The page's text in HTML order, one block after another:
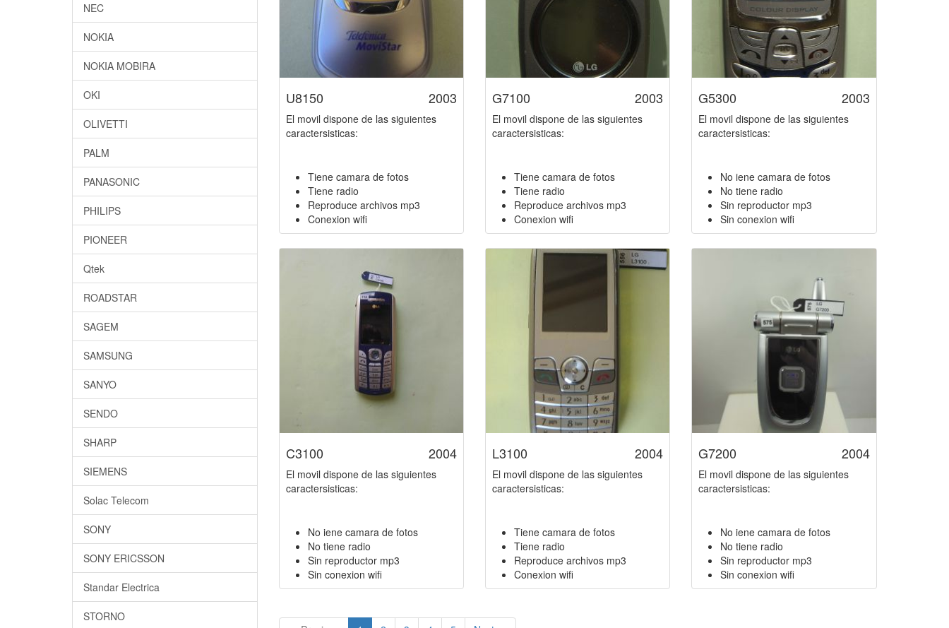
NEC
NOKIA
NOKIA MOBIRA
OKI
OLIVETTI
PALM
PANASONIC
PHILIPS
PIONEER
Qtek
ROADSTAR
SAGEM
SAMSUNG
SANYO
SENDO
SHARP
SIEMENS
Solac Telecom
SONY
SONY ERICSSON
Standar Electrica
STORNO
2003
U8150
El movil dispone de las siguientes
caractersisticas:
Tiene camara de fotos
Tiene radio
Reproduce archivos mp3
Conexion wifi
2003
G7100
El movil dispone de las siguientes
caractersisticas:
Tiene camara de fotos
Tiene radio
Reproduce archivos mp3
Conexion wifi
2003
G5300
El movil dispone de las siguientes
caractersisticas:
No iene camara de fotos
No tiene radio
Sin reproductor mp3
Sin conexion wifi
2004
C3100
El movil dispone de las siguientes
caractersisticas:
No iene camara de fotos
No tiene radio
Sin reproductor mp3
Sin conexion wifi
2004
L3100
El movil dispone de las siguientes
caractersisticas:
Tiene camara de fotos
Tiene radio
Reproduce archivos mp3
Conexion wifi
2004
G7200
El movil dispone de las siguientes
caractersisticas:
No iene camara de fotos
No tiene radio
Sin reproductor mp3
Sin conexion wifi